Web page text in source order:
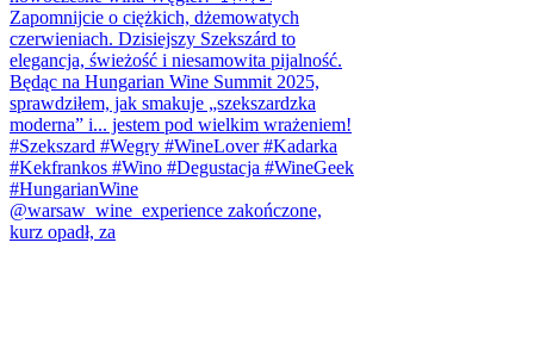
@warsaw_wine_experience zakończone,
kurz opadł, za